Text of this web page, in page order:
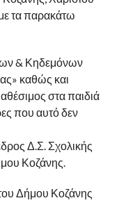
τα παρακάτω
& Κηδεμόνων
καθώς και
στα παιδιά
που αυτό δεν
Δ.Σ. Σχολικής
Κοζάνης.
Δήμου Κοζάνης